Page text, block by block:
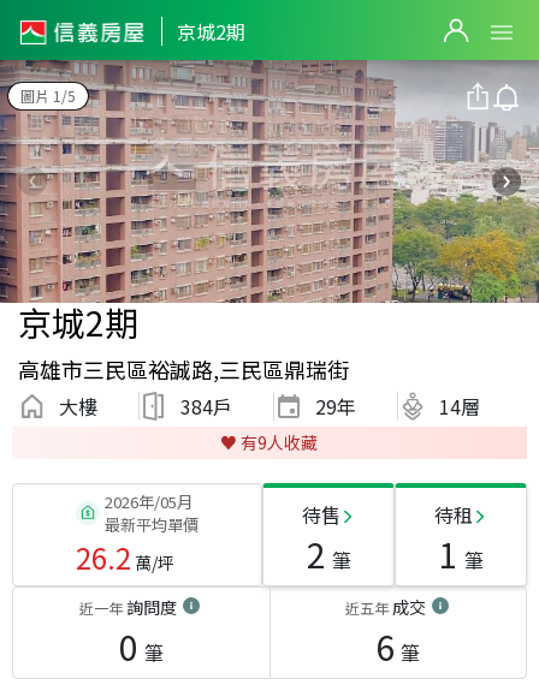
京城2期
圖片 1/5
京城2期
高雄市三民區裕誠路,三民區鼎瑞街
大樓 384戶 29年 14層
♥️ 有9人收藏
2026年/05月
最新平均單價
26.2 萬/坪
待售
2 筆
待租
1 筆
近一年詢問度
0 筆
近五年成交
6 筆